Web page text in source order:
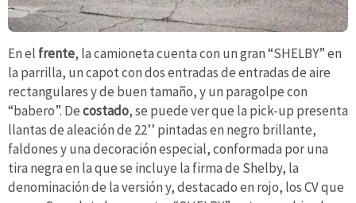
En el frente, la camioneta cuenta con un gran “SHELBY” en
la parrilla, un capot con dos entradas de entradas de aire
rectangulares y de buen tamaño, y un paragolpe con
“babero”. Decostado, se puede ver que la pick-up presenta
llantas de aleación de 22’’ pintadas en negro brillante,
faldones y una decoración especial, conformada por una
tira negra en la que se incluye la firma de Shelby, la
denominación de la versión y, destacado en rojo, los CV que